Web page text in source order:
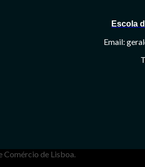
Escola
Email:
Comércio de Lisboa.